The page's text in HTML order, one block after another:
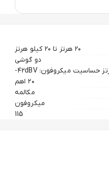
۲۰ هرتز تا ۲۰ کیلو هرتز
دو گوشی
۲۰ اهم
مکالمه
میکروفون
115